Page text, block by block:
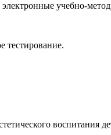
электронные учебно-
тестирование.
воспитания